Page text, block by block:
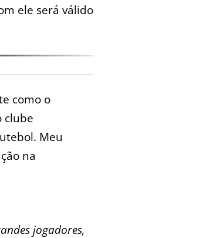
ele será válido
como o
clube
Meu
na
jogadores,